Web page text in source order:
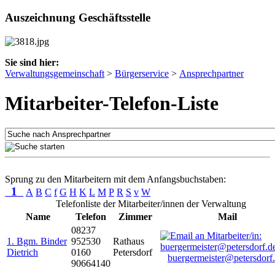
Auszeichnung Geschäftsstelle
Sie sind hier:
Verwaltungsgemeinschaft > Bürgerservice > Ansprechpartner
Mitarbeiter-Telefon-Liste
Sprung zu den Mitarbeitern mit dem Anfangsbuchstaben:
1 A B C f G H K L M P R S v W
Telefonliste der Mitarbeiter/innen der Verwaltung
Name
Telefon Zimmer Mail
1. Bgm. Binder
Dietrich
08237
952530
0160
90664140
Rathaus
Petersdorf